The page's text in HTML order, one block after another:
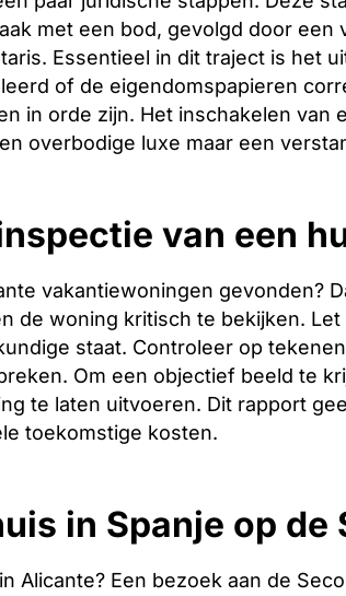
met een bod, gevolgd door
Essentieel in dit traject is het
of de eigendomspapieren
in orde zijn. Het inschakelen van
overbodige luxe maar een
van een
vakantiewoningen gevonden?
de woning kritisch te bekijken.
staat. Controleer op
Om een objectief beeld te
te laten uitvoeren. Dit rapport
toekomstige kosten.
in Spanje op de
in Alicante? Een bezoek aan de